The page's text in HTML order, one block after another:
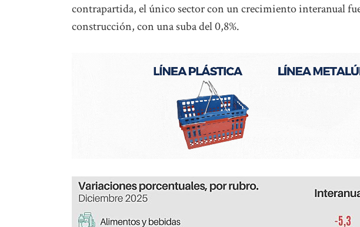
contrapartida, el único sector con un crecimiento interanual
construcción, con una suba del 0,8%.